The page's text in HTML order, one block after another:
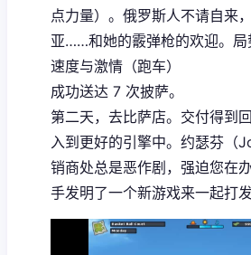
点力量）。俄罗斯人不请自来
亚……和她的霰弹枪的欢迎。局
速度与激情（跑车）
成功送达 7 次披萨。
第二天，去比萨店。交付得到
入到更好的引擎中。约瑟芬（
销商处总是恶作剧，强迫您在
手发明了一个新游戏来一起打发